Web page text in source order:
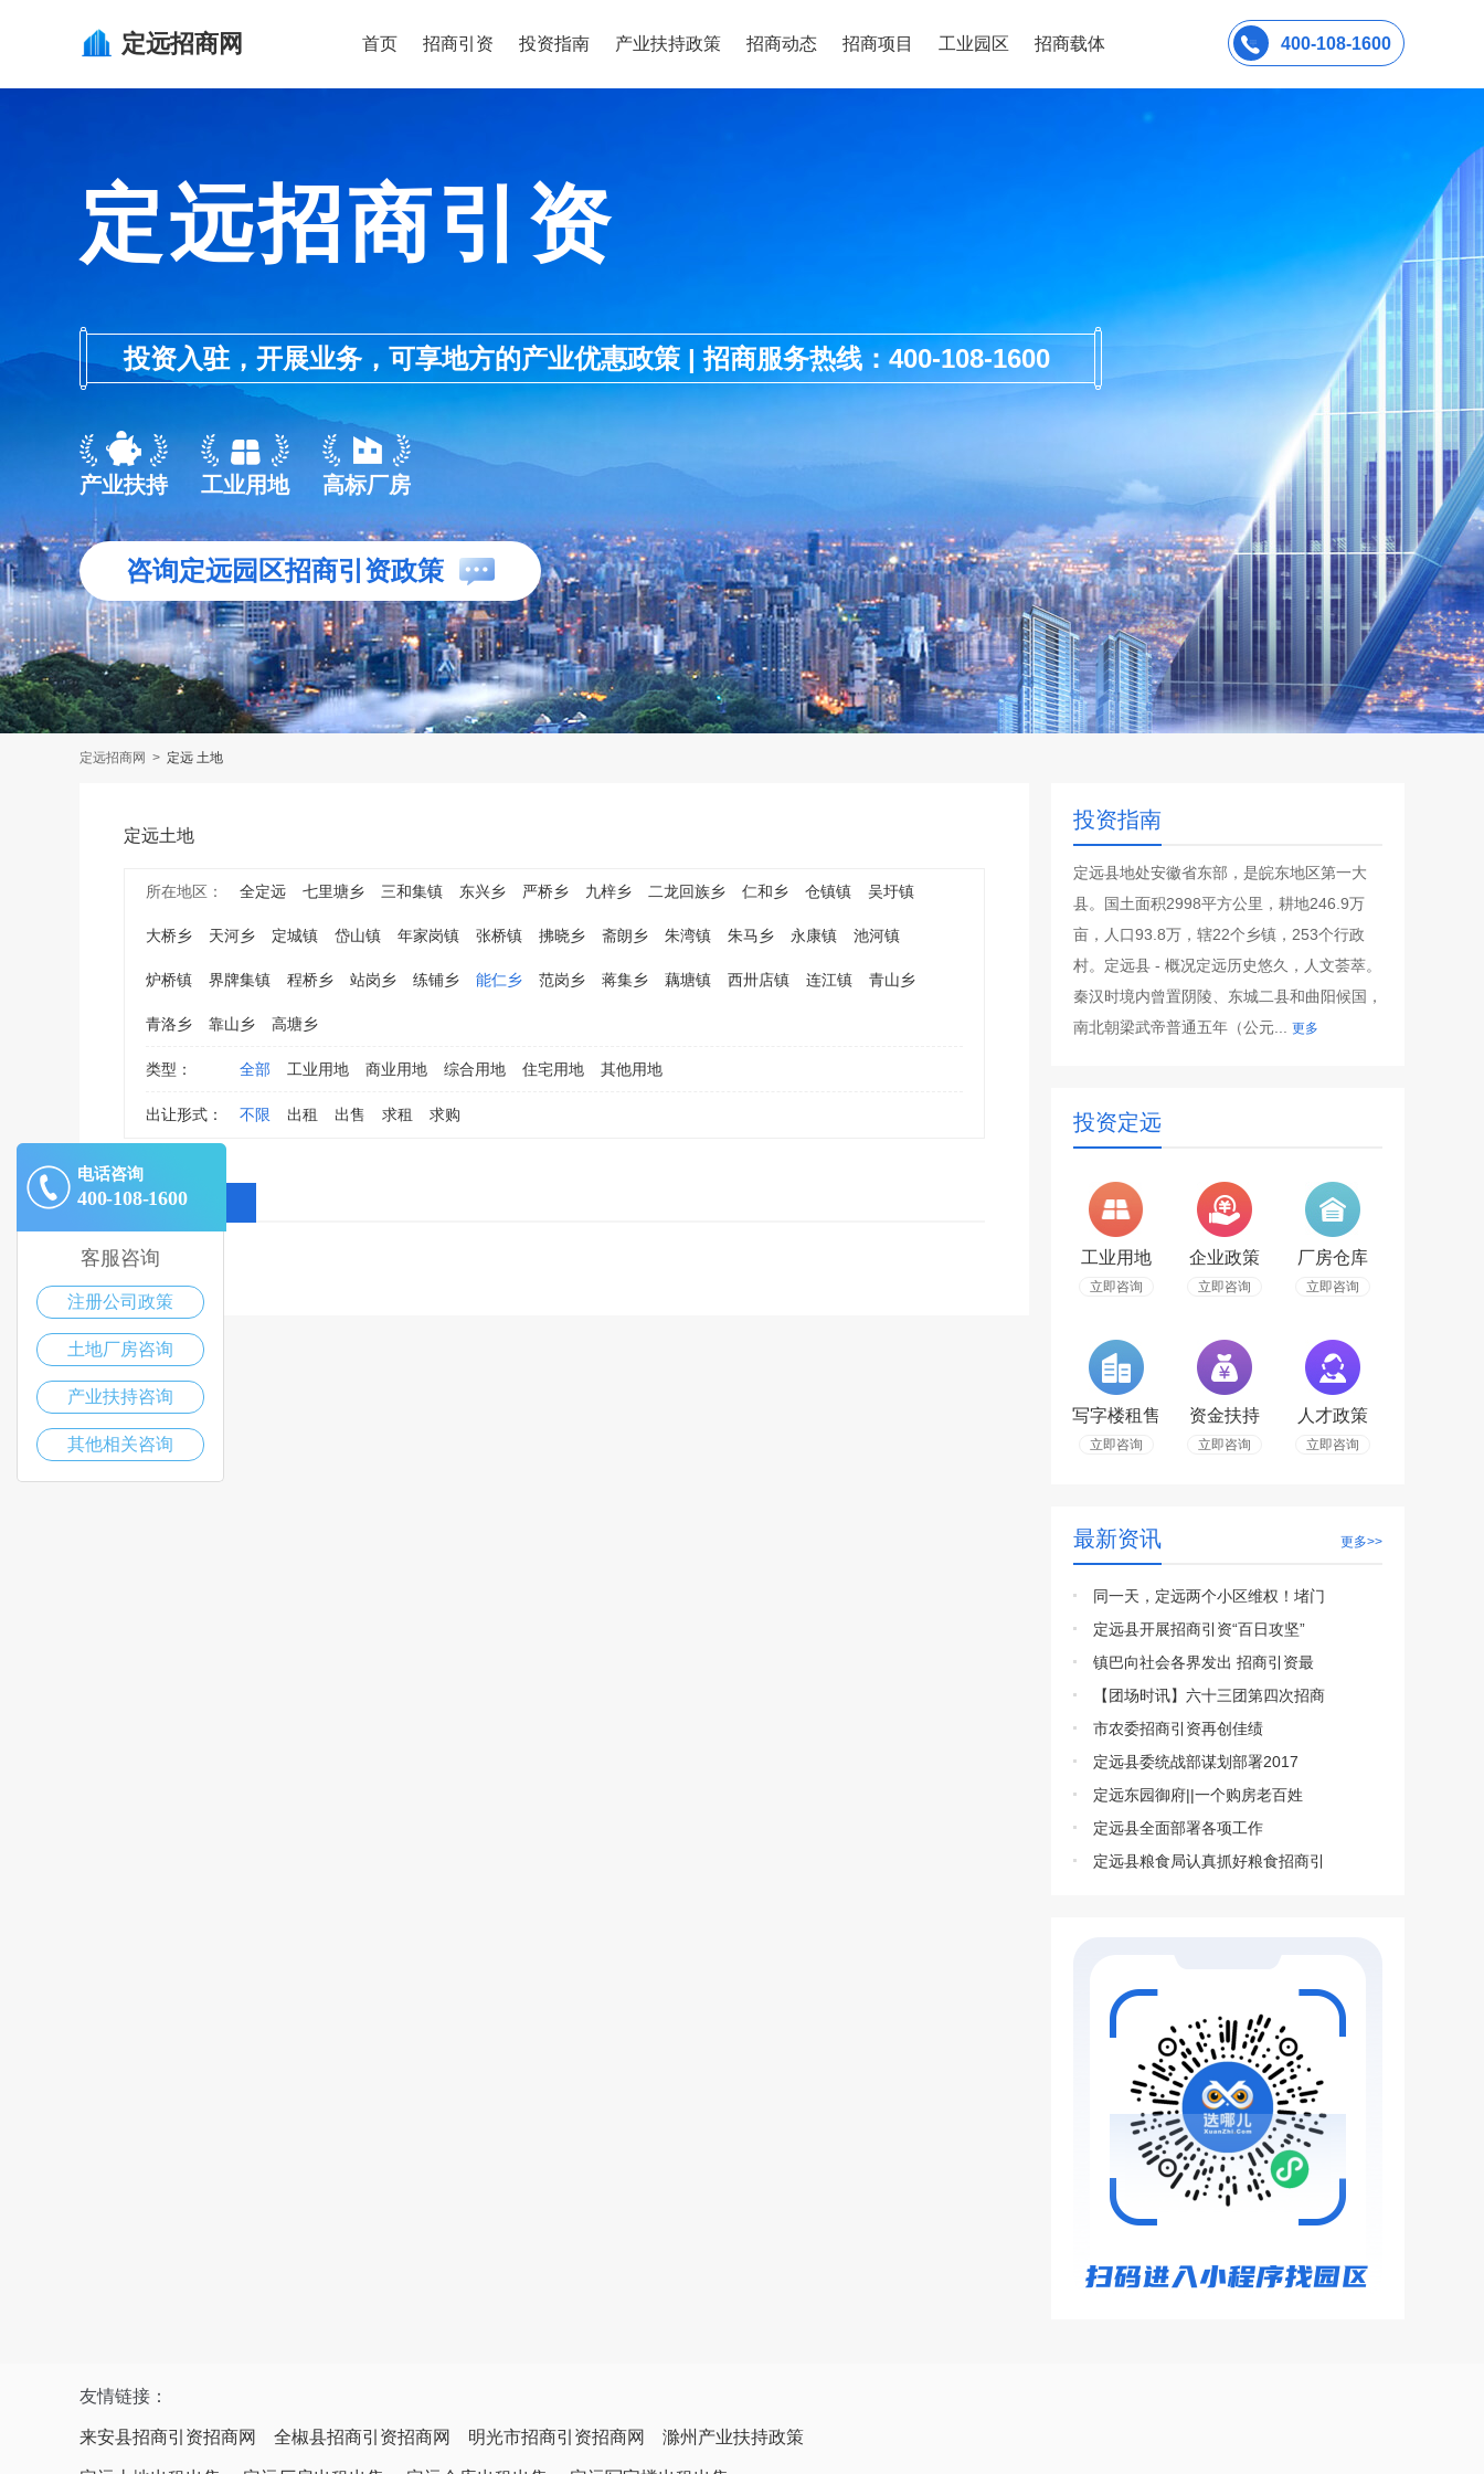
定远招商网 首页 招商引资 投资指南 产业扶持政策 招商动态 招商项目 工业园区 招商载体 400-108-1600
定远招商引资
投资入驻，开展业务，可享地方的产业优惠政策 | 招商服务热线：400-108-1600
产业扶持 工业用地 高标厂房
咨询定远园区招商引资政策
定远招商网 > 定远 土地
定远土地
所在地区： 全定远 七里塘乡 三和集镇 东兴乡 严桥乡 九梓乡 二龙回族乡 仁和乡 仓镇镇 吴圩镇
大桥乡 天河乡 定城镇 岱山镇 年家岗镇 张桥镇 拂晓乡 斋朗乡 朱湾镇 朱马乡 永康镇 池河镇
炉桥镇 界牌集镇 程桥乡 站岗乡 练铺乡 能仁乡 范岗乡 蒋集乡 藕塘镇 西卅店镇 连江镇 青山乡
青洛乡 靠山乡 高塘乡
类型： 全部 工业用地 商业用地 综合用地 住宅用地 其他用地
出让形式： 不限 出租 出售 求租 求购
全部消息
投资指南
定远县地处安徽省东部，是皖东地区第一大
县。国土面积2998平方公里，耕地246.9万
亩，人口93.8万，辖22个乡镇，253个行政
村。定远县 - 概况定远历史悠久，人文荟萃。
秦汉时境内曾置阴陵、东城二县和曲阳候国，
南北朝梁武帝普通五年（公元... 更多
投资定远
工业用地
立即咨询
企业政策
立即咨询
厂房仓库
立即咨询
写字楼租售
立即咨询
资金扶持
立即咨询
人才政策
立即咨询
最新资讯 更多>>
同一天，定远两个小区维权！堵门
定远县开展招商引资“百日攻坚”
镇巴向社会各界发出 招商引资最
【团场时讯】六十三团第四次招商
市农委招商引资再创佳绩
定远县委统战部谋划部署2017
定远东园御府||一个购房老百姓
定远县全面部署各项工作
定远县粮食局认真抓好粮食招商引
友情链接：
来安县招商引资招商网 全椒县招商引资招商网 明光市招商引资招商网 滁州产业扶持政策
电话咨询
400-108-1600
客服咨询
注册公司政策
土地厂房咨询
产业扶持咨询
其他相关咨询